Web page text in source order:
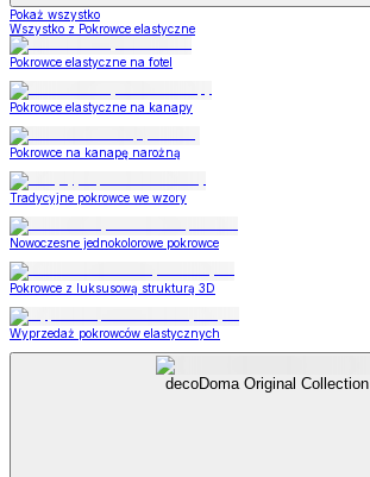
Pokaż wszystko
Wszystko z Pokrowce elastyczne
Pokrowce elastyczne na fotel
Pokrowce elastyczne na kanapy
Pokrowce na kanapę narożną
Tradycyjne pokrowce we wzory
Nowoczesne jednokolorowe pokrowce
Pokrowce z luksusową strukturą 3D
Wyprzedaż pokrowców elastycznych
decoDoma Original Collection